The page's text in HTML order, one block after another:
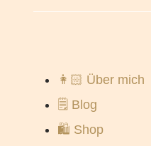
👩🏻 Über mich
🗒️ Blog
🛍️ Shop